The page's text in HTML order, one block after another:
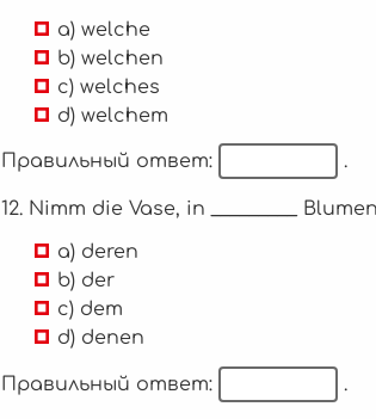
a) welche
b) welchen
c) welches
d) welchem
Правильный ответ: .
12. Nimm die Vase, in _________
a) deren
b) der
c) dem
d) denen
Правильный ответ: .